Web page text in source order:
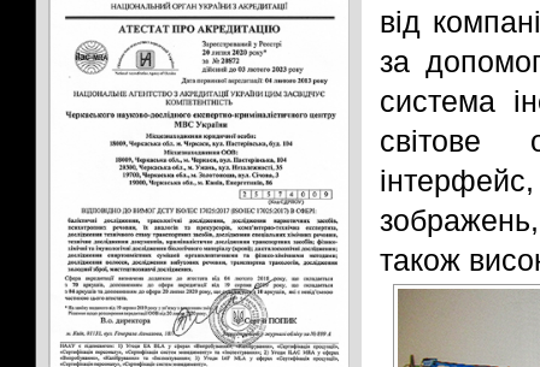
від
за
система
світове
також